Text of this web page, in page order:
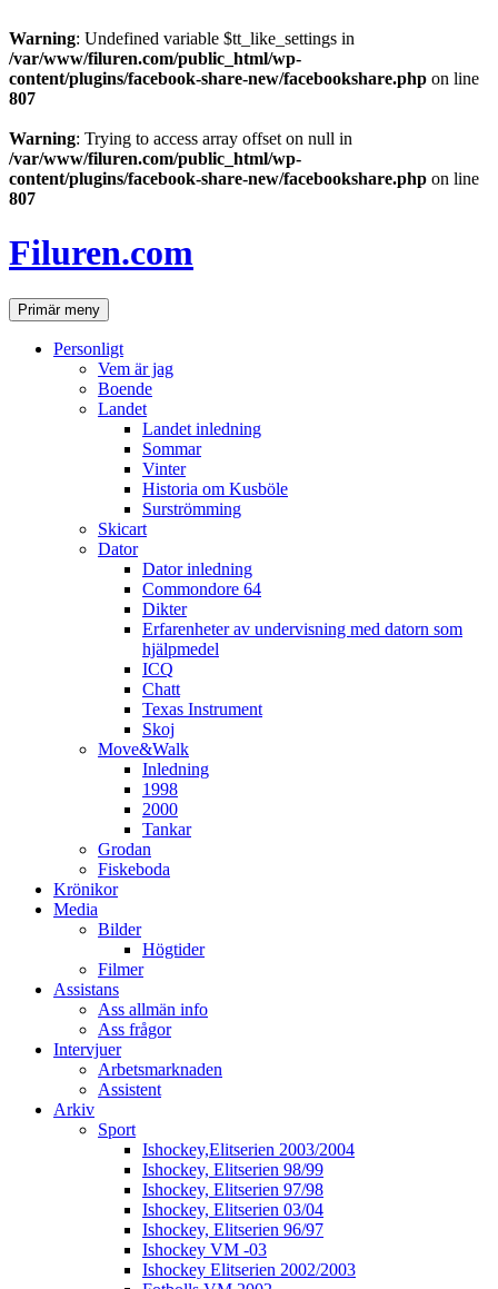
Warning: Undefined variable $tt_like_settings in
/var/www/filuren.com/public_html/wp-
content/plugins/facebook-share-new/facebookshare.php on line
807
Warning: Trying to access array offset on null in
/var/www/filuren.com/public_html/wp-
content/plugins/facebook-share-new/facebookshare.php on line
807
till
innehåll
Filuren.com
SökPrimär meny
Personligt
Vem är jag
Boende
Landet
Landet inledning
Sommar
Vinter
Historia om Kusböle
Surströmming
Skicart
Dator
Dator inledning
Commondore 64
Dikter
Erfarenheter av undervisning med datorn som
hjälpmedel
ICQ
Chatt
Texas Instrument
Skoj
Move&Walk
Inledning
1998
2000
Tankar
Grodan
Fiskeboda
Krönikor
Media
Bilder
Högtider
Filmer
Assistans
Ass allmän info
Ass frågor
Intervjuer
Arbetsmarknaden
Assistent
Arkiv
Sport
Ishockey,Elitserien 2003/2004
Ishockey, Elitserien 98/99
Ishockey, Elitserien 97/98
Ishockey, Elitserien 03/04
Ishockey, Elitserien 96/97
Ishockey VM -03
Ishockey Elitserien 2002/2003